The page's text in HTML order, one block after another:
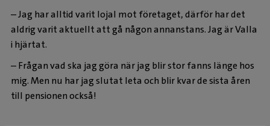
– Jag har alltid varit lojal mot företaget, därför har det
aldrig varit aktuellt att gå någon annanstans. Jag är Valla
i hjärtat.
– Frågan vad ska jag göra när jag blir stor fanns länge hos
mig. Men nu har jag slutat leta och blir kvar de sista åren
till pensionen också!